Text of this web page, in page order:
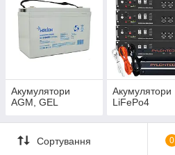
Акумулятори
AGM, GEL
Акумулятори
LiFePo4
Сортування 0